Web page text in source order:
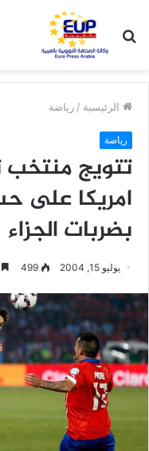
عن
الرئيسية / رياضة
رياضة
تتويج
امريكا على
بضربات الجزاء
يوليو 15, 2004 499